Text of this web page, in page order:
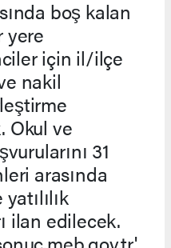
boş kalan
yere
için il/ilçe
nakil
Okul ve
31
arasında
ilan edilecek.